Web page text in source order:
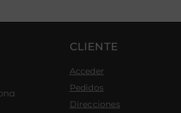
CLIENTE
Acceder
Pedidos
Direcciones